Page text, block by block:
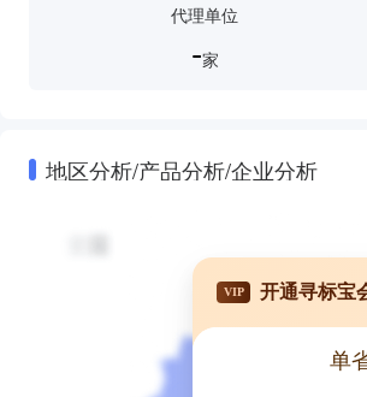
代理单位
-家
地区分析/产品分析/企业分析
VIP 开通寻标宝
单